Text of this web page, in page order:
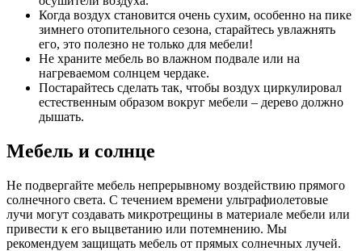
Когда воздух становится очень сухим, особенно на пике
зимнего отопительного сезона, старайтесь увлажнять
его, это полезно не только для мебели!
Не храните мебель во влажном подвале или на
нагреваемом солнцем чердаке.
Постарайтесь сделать так, чтобы воздух циркулировал
естественным образом вокруг мебели – дерево должно
дышать.
Мебель и солнце
Не подвергайте мебель непрерывному воздействию прямого
солнечного света. С течением времени ультрафиолетовые
лучи могут создавать микротрещины в материале мебели или
привести к его выцветанию или потемнению. Мы
рекомендуем защищать мебель от прямых солнечных лучей.